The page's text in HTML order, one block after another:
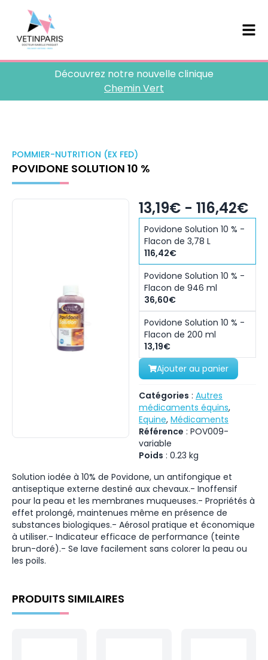
Découvrez notre nouvelle clinique
Chemin Vert
POMMIER-NUTRITION (EX FED)
POVIDONE SOLUTION 10 %
13,19€ - 116,42€
Povidone Solution 10 % -
Flacon de 3,78 L
116,42€
Povidone Solution 10 % -
Flacon de 946 ml
36,60€
Povidone Solution 10 % -
Flacon de 200 ml
13,19€
Ajouter au panier
Catégories : Autres
médicaments équins,
Equine, Médicaments
Référence : POV009-
variable
Poids : 0.23 kg
Solution iodée à 10% de Povidone, un antifongique et
antiseptique externe destiné aux chevaux.- Inoffensif
pour la peau et les membranes muqueuses.- Propriétés à
effet prolongé, maintenues même en présence de
substances biologiques.- Aérosol pratique et économique
à utiliser.- Indicateur efficace de performance (teinte
brun-doré).- Se lave facilement sans colorer la peau ou
les poils.
PRODUITS SIMILAIRES